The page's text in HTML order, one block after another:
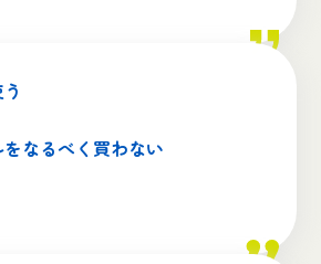
をなるべく買わない